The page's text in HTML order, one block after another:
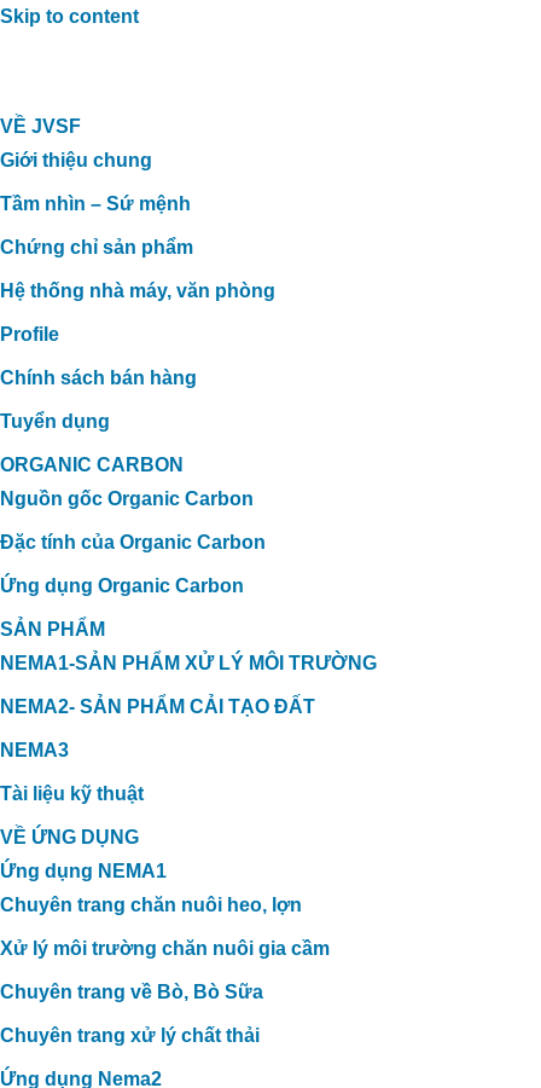
Skip to content
VỀ JVSF
Giới thiệu chung
Tầm nhìn – Sứ mệnh
Chứng chỉ sản phẩm
Hệ thống nhà máy, văn phòng
Profile
Chính sách bán hàng
Tuyển dụng
ORGANIC CARBON
Nguồn gốc Organic Carbon
Đặc tính của Organic Carbon
Ứng dụng Organic Carbon
SẢN PHẨM
NEMA1-SẢN PHẨM XỬ LÝ MÔI TRƯỜNG
NEMA2- SẢN PHẨM CẢI TẠO ĐẤT
NEMA3
Tài liệu kỹ thuật
VỀ ỨNG DỤNG
Ứng dụng NEMA1
Chuyên trang chăn nuôi heo, lợn
Xử lý môi trường chăn nuôi gia cầm
Chuyên trang về Bò, Bò Sữa
Chuyên trang xử lý chất thải
Ứng dụng Nema2